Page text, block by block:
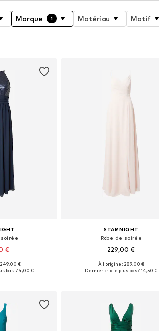
Marque 1 Matériau Motif
soirée
€
36, 40, 44
€
bas :74,00 €
STAR NIGHT
Robe de soirée
229,00 €
Tailles disponibles: 42
À l'origine : 289,00 €
Dernier prix le plus bas :114,50 €